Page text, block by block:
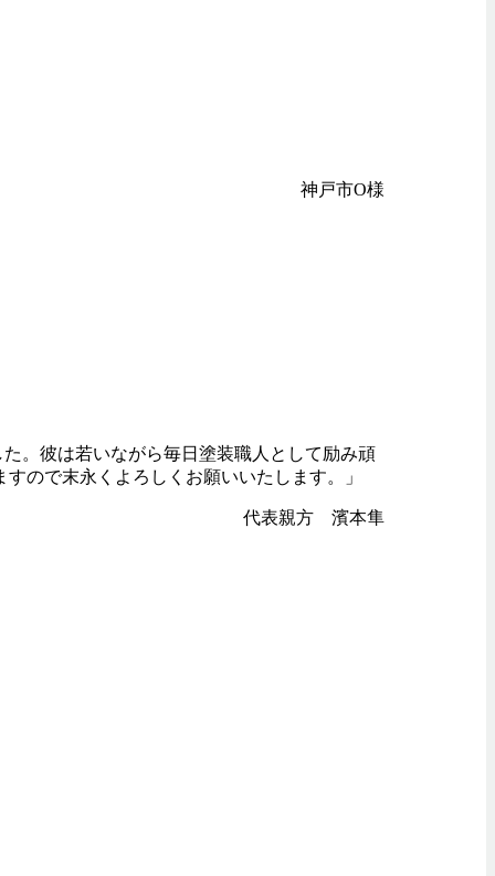
神戸市O様
。彼は若いながら毎日塗装職人として励み頑
ので末永くよろしくお願いいたします。」
代表親方 濱本隼